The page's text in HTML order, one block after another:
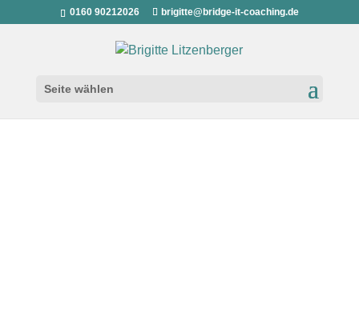
0160 90212026 brigitte@bridge-it-coaching.de
Seite wählen